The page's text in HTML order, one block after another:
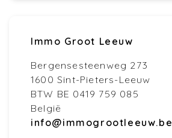
Immo Groot Leeuw
Bergensesteenweg 273
1600 Sint-Pieters-Leeuw
BTW BE 0419 759 085
België
info@immogrootleeuw.be